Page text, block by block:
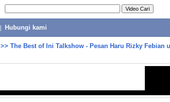
Hubungi kami
>> The Best of Ini Talkshow - Pesan Haru Rizky Febian